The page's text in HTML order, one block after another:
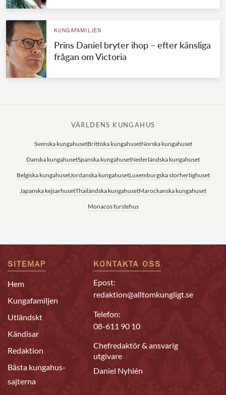
KUNGAFAMILJEN
Prins Daniel bryter ihop – efter känsliga
frågan om Victoria
VÄRLDENS KUNGAHUS
Svenska kungahusetBrittiska kungahusetNorska kungahuset
Danska kungahusetSpanska kungahusetNederländska kungahuset
Belgiska kungahusetJordanska kungahusetLuxemburgska storhertighuset
Japanska kejsarhusetThailändska kungahusetMarockanska kungahuset
Monacos furstehus
SITEMAP
Hem
Kungafamiljen
Utländskt
Kändisar
Redaktion
Bästa kungahus-
sajterna
KONTAKTA OSS
Epost:
redaktion@alltomkungligt.se
Telefon:
08-611 90 10
Chefredaktör & ansvarig
utgivare
Daniel Nyhlén